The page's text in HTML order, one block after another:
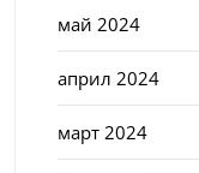
май 2024
април 2024
март 2024